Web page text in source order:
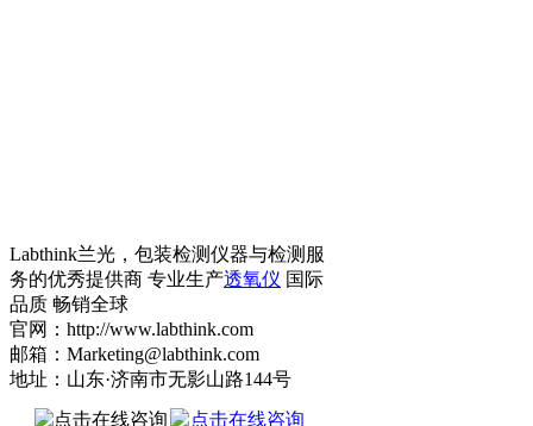
Labthink兰光，包装检测仪器与检测服
务的优秀提供商 专业生产透氧仪 国际
品质 畅销全球
官网：http://www.labthink.com
邮箱：Marketing@labthink.com
地址：山东·济南市无影山路144号